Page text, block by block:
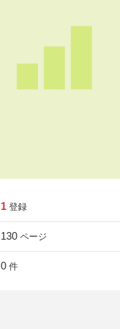
1 登録
130 ページ
0 件